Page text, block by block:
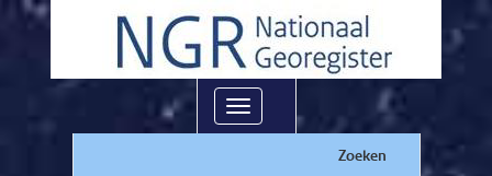
Toggle navigation
Zoeken